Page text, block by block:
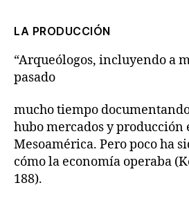
LA PRODUCCIÓN
“Arqueólogos, incluyendo a
pasado
mucho tiempo
hubo mercados y producción
Mesoamérica. Pero poco ha
cómo la economía operaba
188).